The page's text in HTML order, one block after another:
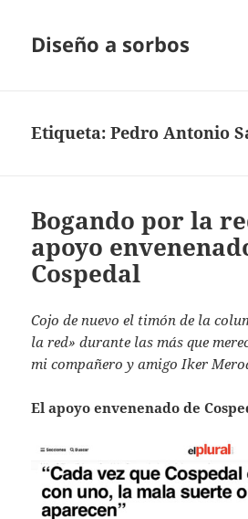
Diseño a sorbos
Etiqueta:Pedro Antonio
Bogando por la
apoyo
Cospedal
Cojo de nuevo el timón de la
la red» durante las más que
mi compañero y amigo Iker
El apoyo envenenado de